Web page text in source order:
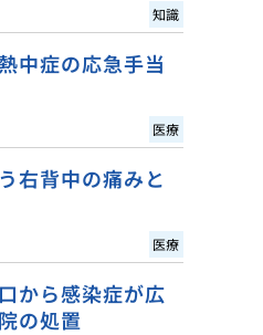
知識
中症の応急手当
医療
右背中の痛みと
医療
から感染症が広
の処置